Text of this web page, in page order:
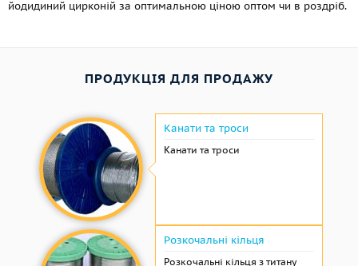
йодидиний цирконій за оптимальною ціною оптом чи в роздріб.
ПРОДУКЦІЯ ДЛЯ ПРОДАЖУ
Канати та троси
Канати та троси
Розкочальні кільця
Розкочальні кільця з титану